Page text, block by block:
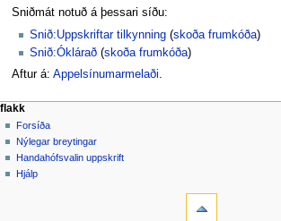
Sniðmát notuð á þessari síðu:
Snið:Uppskriftar tilkynning (skoða frumkóða)
Snið:Óklárað (skoða frumkóða)
Aftur á: Appelsínumarmelaði.
F
a
k
aðgerðir síðu
síða
spjall
lesa
skoða
persónuleg verkfæri
búa
til
aðgang
skrá
flakk
Forsíða
Nýlegar breytingar
Handahófsvalin uppskrift
Hjálp